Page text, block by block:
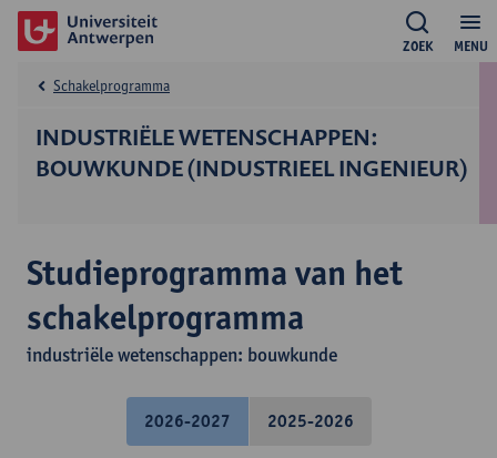
MENU
ZOEK
INDUSTRIËLE WETENSCHAPPEN:
BOUWKUNDE (INDUSTRIEEL INGENIEUR)
Schakelprogramma
Studieprogramma van het
schakelprogramma
industriële wetenschappen: bouwkunde
2026-2027 2025-2026